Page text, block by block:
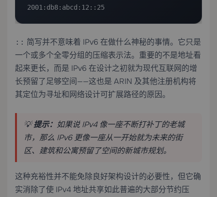
2001:db8:abcd:12::25
:: 简写并不意味着 IPv6 在做什么神秘的事情。它只是
一个或多个全零分组的压缩表示法。重要的不是地址看
起来更长，而是 IPv6 在设计之初就为现代互联网的增
长预留了足够空间——这也是 ARIN 及其他注册机构将
其定位为寻址和网络设计可扩展路径的原因。
💡提示： 如果说 IPv4 像一座不断打补丁的老城
市，那么 IPv6 更像一座从一开始就为未来的街
区、建筑和公寓预留了空间的新城市规划。
这种充裕性并不能免除良好架构设计的必要性，但它确
实消除了使 IPv4 地址共享如此普遍的大部分节约压